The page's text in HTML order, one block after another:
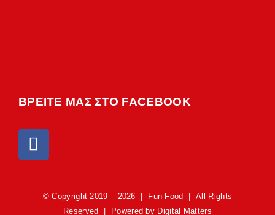
ΒΡΕΙΤΕ ΜΑΣ ΣΤΟ FACEBOOK
© Copyright 2019 – 2026 | Fun Food | All Rights
Reserved | Powered by Digital Matters